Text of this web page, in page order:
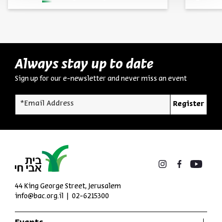
Always stay up to date
Sign up for our e-newsletter and never miss an event
*Email Address Register
44 King George Street, Jerusalem
info@bac.org.il
02-6215300